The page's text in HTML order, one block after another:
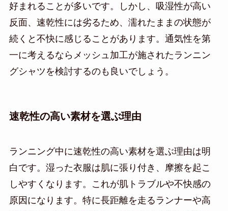
好まれることが多いです。しかし、吸湿性が高い
反面、速乾性には劣るため、濡れたままの状態が
続くと不快に感じることがあります。通気性を第
一に考えるならメッシュ加工が施されたランニン
グシャツを検討するのも良いでしょう。
速乾性の高い素材を選ぶ理由
ランニング中に速乾性の高い素材を選ぶ理由は明
白です。湿った衣服は肌に張り付き、摩擦を起こ
しやすくなります。これが肌トラブルや不快感の
原因になります。特に長距離を走るランナーや高